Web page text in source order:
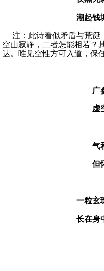
潮起钱
注：此诗看似矛盾与荒诞
空山寂静，二者怎能相若？
达。唯见空性方可入道，保
广
虚
气
但
一粒玄
长在身